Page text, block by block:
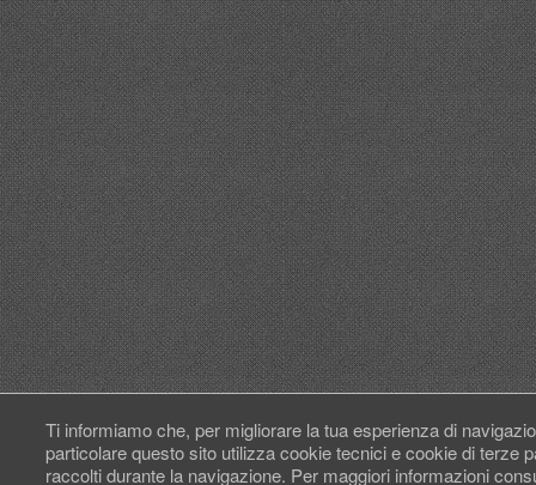
Ti informiamo che, per migliorare la tua esperienza di
particolare questo sito utilizza cookie tecnici e cookie di terze
raccolti durante la navigazione. Per maggiori informazioni